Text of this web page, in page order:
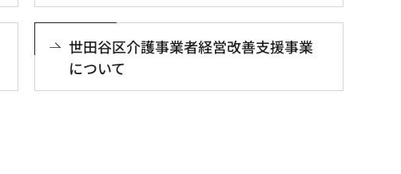
世田谷区介護事業者経営改善支援事業
について